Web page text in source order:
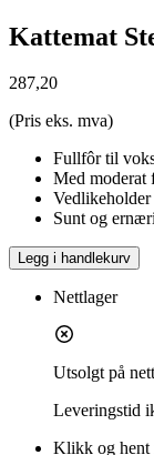
Kattemat
287,20
(Pris eks. mva)
Fullfôr til
Med moderat
Sunt og
Legg i handlekurv
Nettlager
Utsolgt på
Leveringstid
Klikk og hent